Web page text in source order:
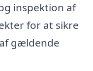
inspektion af
for at sikre
gældende